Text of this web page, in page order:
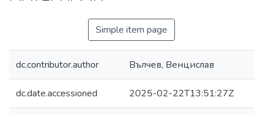
Simple item page
dc.contributor.author Вълчев, Венцислав
dc.date.accessioned 2025-02-22T13:51:27Z